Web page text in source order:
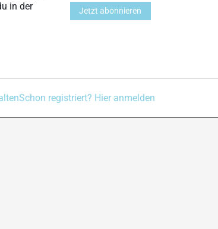
in der
Jetzt abonnieren
Schon registriert? Hier anmelden